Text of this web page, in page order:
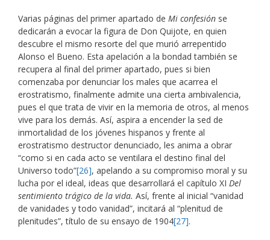
Varias páginas del primer apartado de Mi confesión se
dedicarán a evocar la figura de Don Quijote, en quien
descubre el mismo resorte del que murió arrepentido
Alonso el Bueno. Esta apelación a la bondad también se
recupera al final del primer apartado, pues si bien
comenzaba por denunciar los males que acarrea el
erostratismo, finalmente admite una cierta ambivalencia,
pues el que trata de vivir en la memoria de otros, al menos
vive para los demás. Así, aspira a encender la sed de
inmortalidad de los jóvenes hispanos y frente al
erostratismo destructor denunciado, les anima a obrar
“como si en cada acto se ventilara el destino final del
Universo todo”[26], apelando a su compromiso moral y su
lucha por el ideal, ideas que desarrollará el capítulo XI Del
sentimiento trágico de la vida. Así, frente al inicial “vanidad
de vanidades y todo vanidad”, incitará al “plenitud de
plenitudes”, título de su ensayo de 1904[27].